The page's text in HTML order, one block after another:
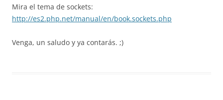
Mira el tema de sockets:
http://es2.php.net/manual/en/book.sockets.php
Venga, un saludo y ya contarás. ;)